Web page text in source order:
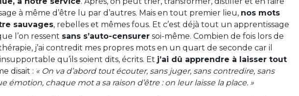
à même d’être lu par d’autres. Mais en tout premier lieu, nos mots
sauvages, rebelles et mêmes fous. Et c’est déjà tout un apprentissage
l’on ressent sans s’auto-censurer soi-même. Combien de fois lors de
j’ai contredit mes propres mots en un quart de seconde car il
qu’ils soient dits, écrits. Et j’ai dû apprendre à laisser tout
disait : « On va d’abord tout écouter, sans juger, sans contredire, sans
émotion, chaque mot a sa raison d’être : on leur laisse la place. »